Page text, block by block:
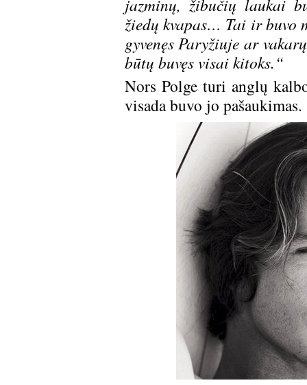
jazminų, žibučių laukai
žiedų kvapas… Tai ir buvo
gyvenęs Paryžiuje ar
būtų buvęs visai kitoks.“
Nors Polge turi anglų
visada buvo jo pašaukimas.